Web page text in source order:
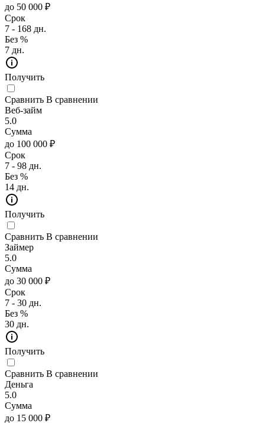
до 50 000 ₽
Срок
7 - 168 дн.
Без %
7 дн.
Получить
Сравнить В сравнении
Веб-займ
5.0
Сумма
до 100 000 ₽
Срок
7 - 98 дн.
Без %
14 дн.
Получить
Сравнить В сравнении
Займер
5.0
Сумма
до 30 000 ₽
Срок
7 - 30 дн.
Без %
30 дн.
Получить
Сравнить В сравнении
Деньга
5.0
Сумма
до 15 000 ₽